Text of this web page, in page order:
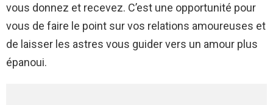
vous donnez et recevez. C’est une opportunité pour
vous de faire le point sur vos relations amoureuses et
de laisser les astres vous guider vers un amour plus
épanoui.